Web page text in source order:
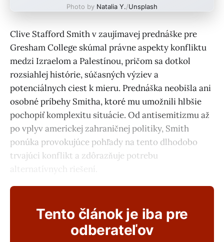
Photo by Natalia Y./Unsplash
Clive Stafford Smith v zaujímavej prednáške pre
Gresham College skúmal právne aspekty konfliktu
medzi Izraelom a Palestínou, pričom sa dotkol
rozsiahlej histórie, súčasných výziev a
potenciálnych ciest k mieru. Prednáška neobišla ani
osobné príbehy Smitha, ktoré mu umožnili hlbšie
pochopiť komplexitu situácie. Od antisemitizmu až
po vplyv americkej zahraničnej politiky, Smith
ponúka provokujúce pohľady na tento dlhodobo
trvajúci konflikt a zdôrazňuje potrebu
alternatívnych riešení.
Tento článok je iba pre
odberateľov